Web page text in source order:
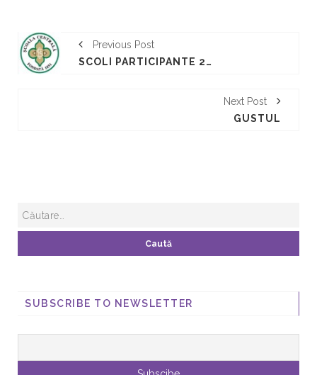
Previous Post
SCOLI PARTICIPANTE 2010
Next Post
GUSTUL
SUBSCRIBE TO NEWSLETTER